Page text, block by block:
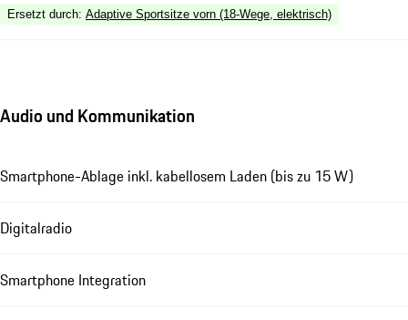
Ersetzt durch: Adaptive Sportsitze vorn (18-Wege, elektrisch)
Audio und Kommunikation
Smartphone-Ablage inkl. kabellosem Laden (bis zu 15 W)
Digitalradio
Smartphone Integration